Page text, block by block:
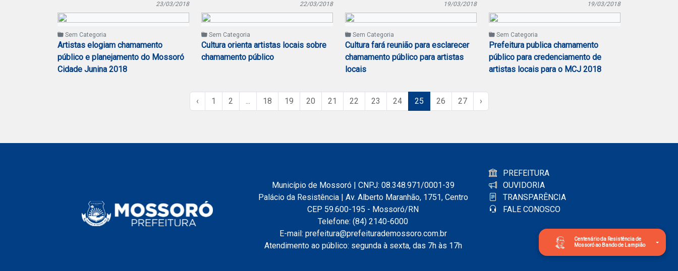
Centenário da Resistência de
Mossoró ao Bando de Lampião
23/03/2018
Sem Categoria
Artistas elogiam chamamento
público e planejamento do Mossoró
Cidade Junina 2018
22/03/2018
Sem Categoria
Cultura orienta artistas locais sobre
chamamento público
19/03/2018
Sem Categoria
Cultura fará reunião para esclarecer
chamamento público para artistas
locais
19/03/2018
Sem Categoria
Prefeitura publica chamamento
público para credenciamento de
artistas locais para o MCJ 2018
‹ 1 2 ... 18 19 20 21 22 23 24 25 26 27 ›
Município de Mossoró | CNPJ: 08.348.971/0001-39
Palácio da Resistência | Av. Alberto Maranhão, 1751, Centro
CEP 59.600-195 - Mossoró/RN
Telefone: (84) 2140-6000
E-mail: prefeitura@prefeiturademossoro.com.br
Atendimento ao público: segunda à sexta, das 7h às 17h
PREFEITURA
OUVIDORIA
TRANSPARÊNCIA
FALE CONOSCO